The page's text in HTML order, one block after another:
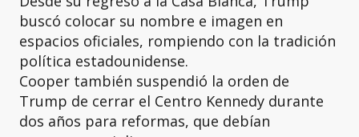
buscó colocar su nombre e imagen en
espacios oficiales, rompiendo con la tradición
política estadounidense.
Cooper también suspendió la orden de
Trump de cerrar el Centro Kennedy durante
dos años para reformas, que debían